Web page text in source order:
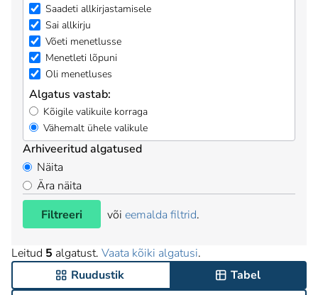
Saadeti allkirjastamisele
Sai allkirju
Võeti menetlusse
Menetleti lõpuni
Oli menetluses
Algatus vastab:
Kõigile valikuile korraga
Vähemalt ühele valikule
Arhiveeritud algatused
Näita
Ära näita
Filtreeri
või eemalda filtrid.
Leitud 5 algatust. Vaata kõiki algatusi.
Ruudustik
Tabel